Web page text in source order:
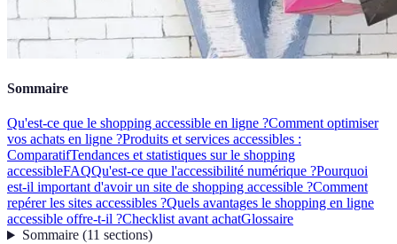
Sommaire
Qu'est-ce que le shopping accessible en ligne ?Comment optimiser
vos achats en ligne ?Produits et services accessibles :
ComparatifTendances et statistiques sur le shopping
accessibleFAQQu'est-ce que l'accessibilité numérique ?Pourquoi
est-il important d'avoir un site de shopping accessible ?Comment
repérer les sites accessibles ?Quels avantages le shopping en ligne
accessible offre-t-il ?Checklist avant achatGlossaire
Sommaire(11 sections)